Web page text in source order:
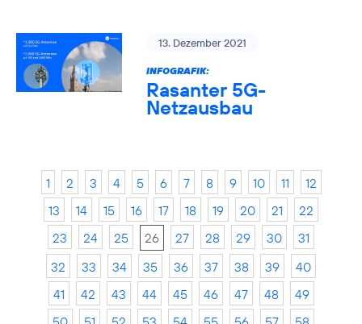
13. Dezember 2021
INFOGRAFIK:
Rasanter 5G-
Netzausbau
1 2 3 4 5 6 7 8 9 10 11
12
13
14 15 16 17 18 19 20 21
22
23
24 25 26 27 28 29 30
31
32
33 34 35 36 37 38 39
40
41
42 43 44 45 46 47 48
49